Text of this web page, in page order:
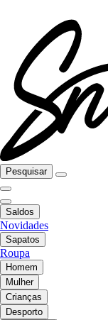
Pesquisar
Saldos
Novidades
Sapatos
Roupa
Homem
Mulher
Crianças
Desporto